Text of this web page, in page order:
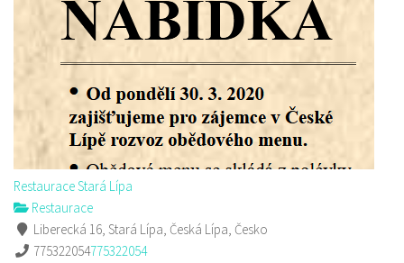
Restaurace Stará Lípa
Restaurace
Liberecká 16, Stará Lípa, Česká Lípa, Česko
775322054775322054